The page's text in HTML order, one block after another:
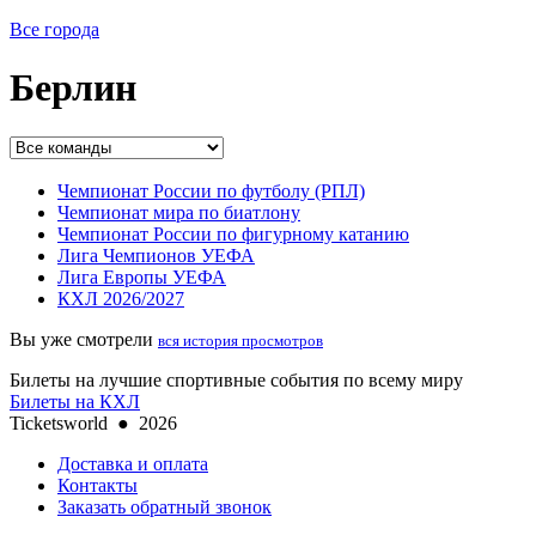
Все города
Берлин
Чемпионат России по футболу (РПЛ)
Чемпионат мира по биатлону
Чемпионат России по фигурному катанию
Лига Чемпионов УЕФА
Лига Европы УЕФА
КХЛ 2026/2027
Вы уже смотрели вся история просмотров
Билеты на лучшие спортивные события по всему миру
Билеты на КХЛ
Ticketsworld ● 2026
Доставка и оплата
Контакты
Заказать обратный звонок